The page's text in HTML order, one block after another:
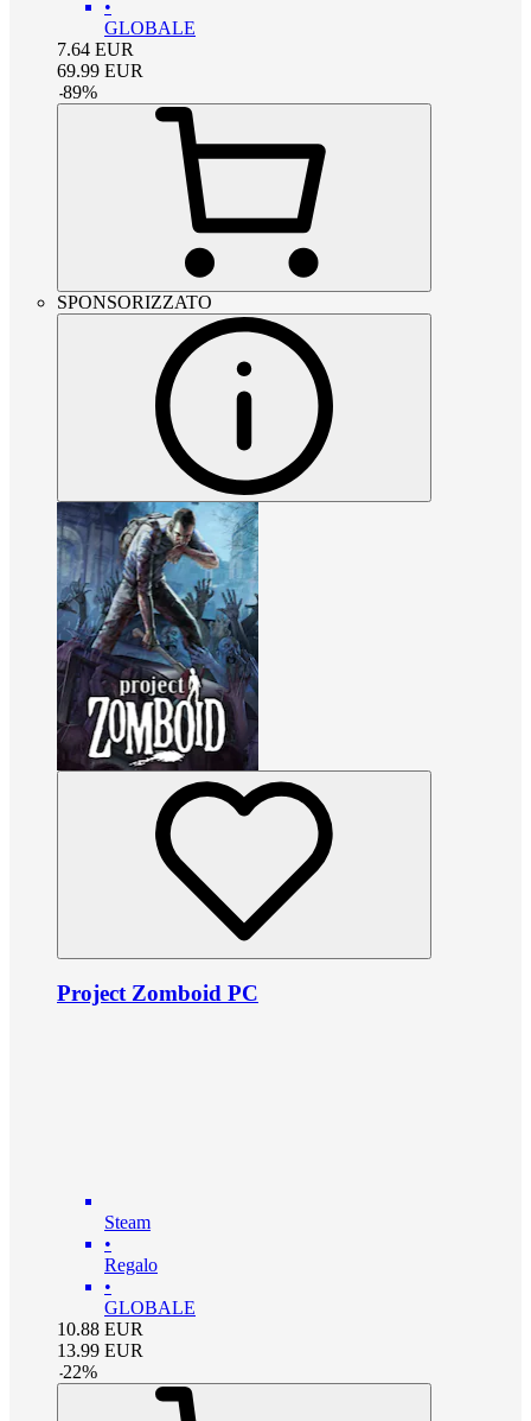
•
GLOBALE
7.64 EUR
69.99 EUR
-89%
SPONSORIZZATO
Project Zomboid PC
Steam
•
Regalo
•
GLOBALE
10.88 EUR
13.99 EUR
-22%